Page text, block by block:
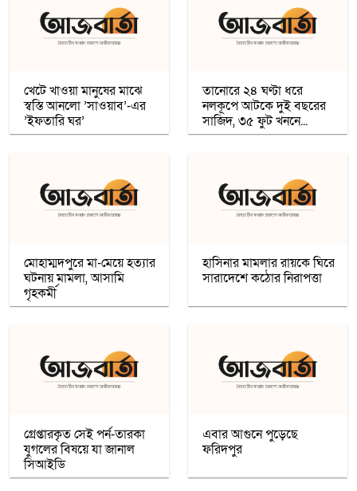
আলোচনা
কাশ্মীরে কলেজ বন্ধ করলো ভারত
উগান্ডার নির্বাচনে বিরোধী প্রার্থী ববি ওয়াইনকে
জোরপূর্বক তুলে নেওয়ার অভিযোগ
খেটে খাওয়া মানুষের মাঝে
স্বস্তি আনলো ’সাওয়াব’-এর
’ইফতারি ঘর’
তানোরে ২৪ ঘণ্টা ধরে
নলকূপে আটকে দুই বছরের
সাজিদ, ৩৫ ফুট খননে...
মোহাম্মদপুরে মা-মেয়ে হত্যার
ঘটনায় মামলা, আসামি
গৃহকর্মী
হাসিনার মামলার রায়কে ঘিরে
সারাদেশে কঠোর নিরাপত্তা
গ্রেপ্তারকৃত সেই পর্ন-তারকা
যুগলের বিষয়ে যা জানাল
সিআইডি
এবার আগুনে পুড়েছে
ফরিদপুর